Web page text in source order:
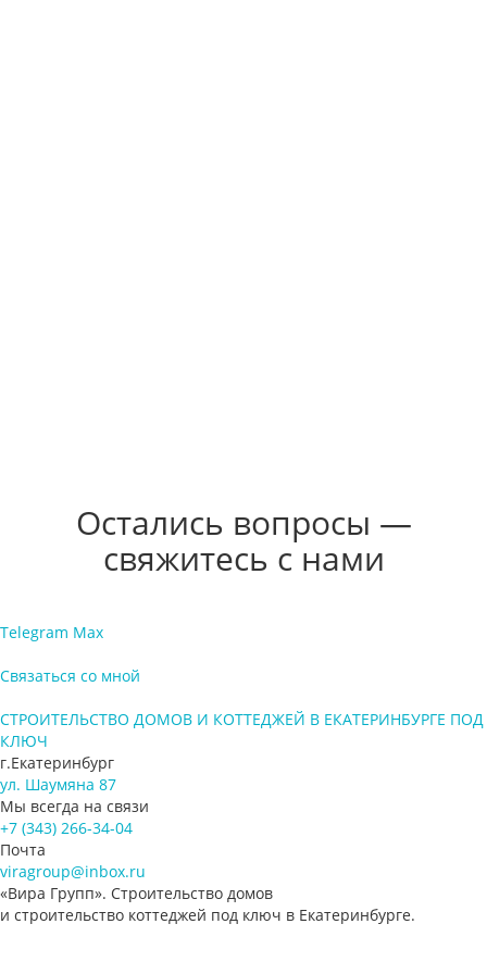
Остались вопросы —
свяжитесь с нами
Telegram Max
Связаться со мной
СТРОИТЕЛЬСТВО ДОМОВ И КОТТЕДЖЕЙ В ЕКАТЕРИНБУРГЕ ПОД
КЛЮЧ
г.Екатеринбург
ул. Шаумяна 87
Мы всегда на связи
+7 (343) 266-34-04
Почта
viragroup@inbox.ru
«Вира Групп». Строительство домов
и строительство коттеджей под ключ в Екатеринбурге.